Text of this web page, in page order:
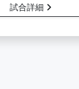
試合詳細